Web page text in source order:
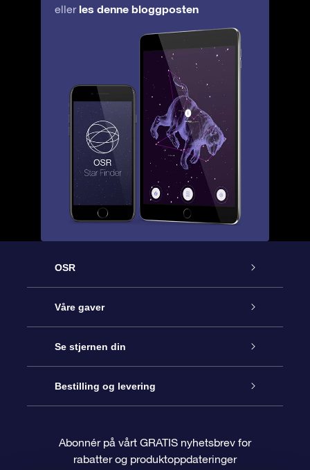
eller les denne bloggposten
OSR
Kundeservice
Kontakt oss
Bloggen
Anmeldelser
Våre gaver
Online Stjernegave
OSR Gavepakke
OSR-gavekortet
Se stjernen din
Star Register
Pesontilpasset stjerneside
Bestilling og levering
Betalingsinformasjon
Abonnér på vårt GRATIS nyhetsbrev for
rabatter og produktoppdateringer